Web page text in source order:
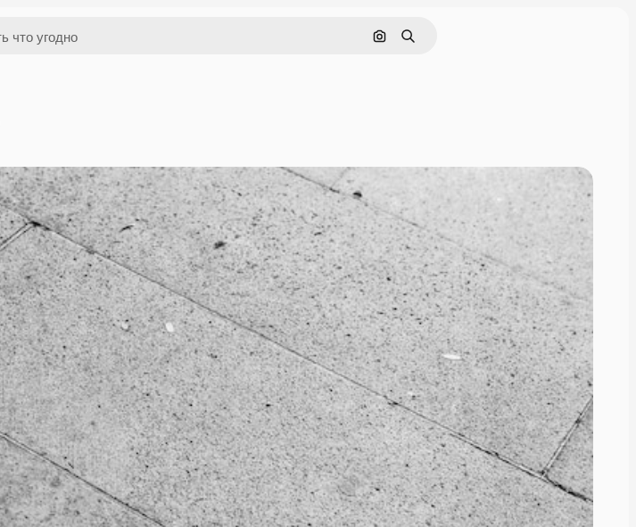
Поиск по изображению
Поиск